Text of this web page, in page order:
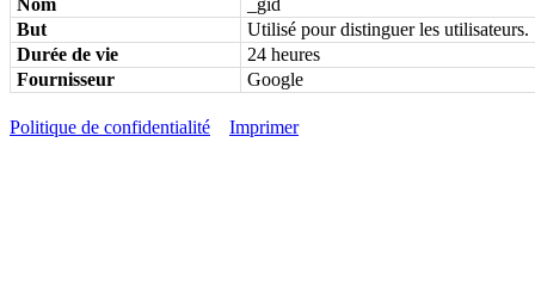
Nom
_gid
But
Utilisé pour distinguer les utilisateurs.
Durée de vie
24 heures
Fournisseur
Google
Politique de confidentialité Imprimer